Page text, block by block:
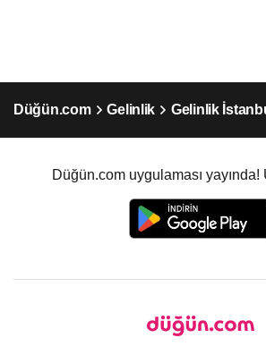
Düğün.com Gelinlik Gelinlik
Düğün.com uygulaması